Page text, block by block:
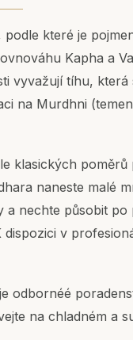
které je
Kapha a
vyvažují tíhu, která
na Murdhni
klasických
naneste malé
nechte působit
v
odbornéé
na chladném a